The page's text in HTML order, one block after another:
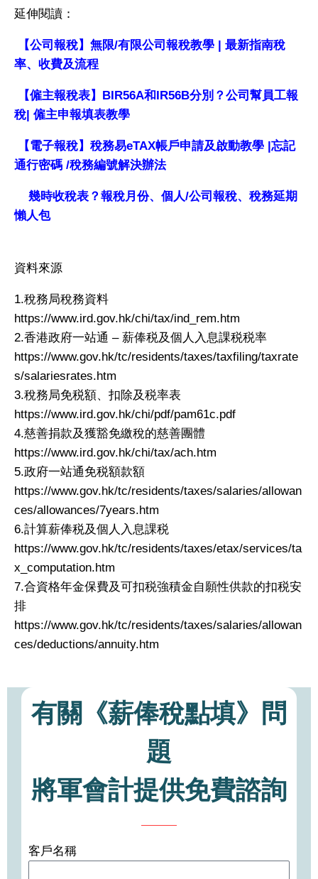
延伸閱讀：
【公司報稅】無限/有限公司報稅教學 | 最新指南稅
率、收費及流程
【僱主報稅表】BIR56A和IR56B分別？公司幫員工報
稅| 僱主申報填表教學
【電子報稅】稅務易eTAX帳戶申請及啟動教學 |忘記
通行密碼 /稅務編號解決辦法
幾時收稅表？報稅月份、個人/公司報稅、稅務延期
懶人包
資料來源
1.稅務局稅務資料
https://www.ird.gov.hk/chi/tax/ind_rem.htm
2.香港政府一站通 – 薪俸税及個人入息課税税率
https://www.gov.hk/tc/residents/taxes/taxfiling/taxrate
s/salariesrates.htm
3.稅務局免税額、扣除及税率表
https://www.ird.gov.hk/chi/pdf/pam61c.pdf
4.慈善捐款及獲豁免繳稅的慈善團體
https://www.ird.gov.hk/chi/tax/ach.htm
5.政府一站通免税額款額
https://www.gov.hk/tc/residents/taxes/salaries/allowan
ces/allowances/7years.htm
6.計算薪俸税及個人入息課税
https://www.gov.hk/tc/residents/taxes/etax/services/ta
x_computation.htm
7.合資格年金保費及可扣税強積金自願性供款的扣税安
排
https://www.gov.hk/tc/residents/taxes/salaries/allowan
ces/deductions/annuity.htm
有關《薪俸稅點填》問
題
將軍會計提供免費諮詢
客戶名稱